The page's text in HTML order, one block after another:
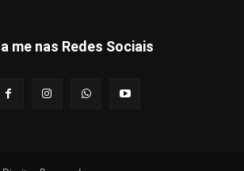
me nas Redes Sociais